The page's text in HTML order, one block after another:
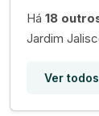
Há 18
Jardim
Ver